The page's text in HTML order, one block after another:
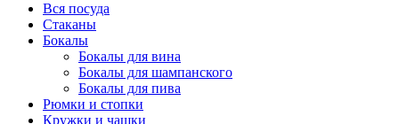
Вся посуда
Стаканы
Бокалы
Бокалы для вина
Бокалы для шампанского
Бокалы для пива
Рюмки и стопки
Кружки и чашки